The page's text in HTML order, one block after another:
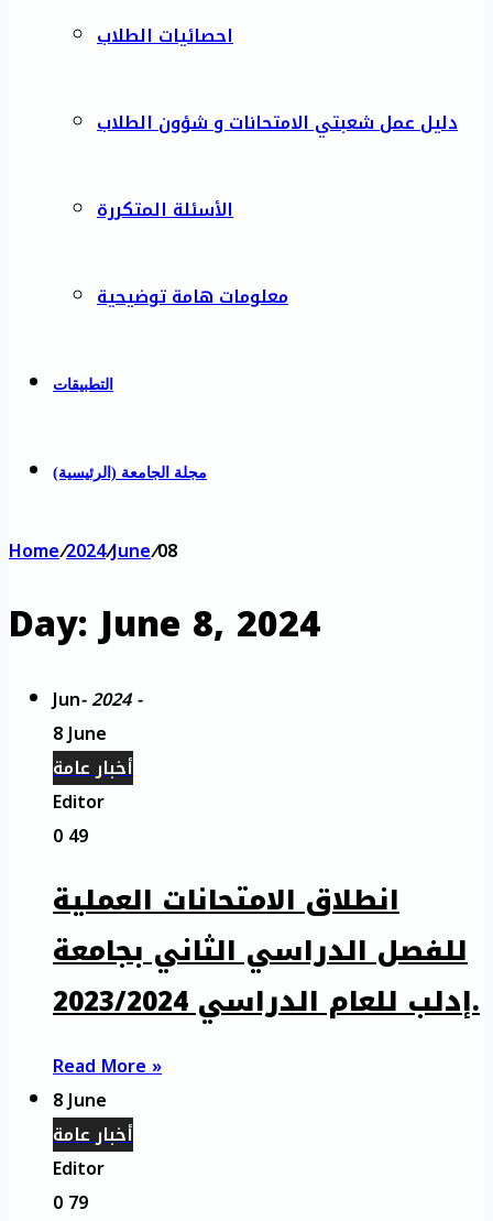
احصائيات الطلاب
دليل عمل شعبتي الامتحانات و شؤون الطلاب
الأسئلة المتكررة
معلومات هامة توضيحية
التطبيقات
مجلة الجامعة (الرئيسية)
Home/2024/June/08
Day:June 8, 2024
Jun- 2024 -
8 June
أخبار عامة
Editor
049
انطلاق الامتحانات العملية
للفصل الدراسي الثاني بجامعة
إدلب للعام الدراسي 2023/2024.
Read More »
8 June
أخبار عامة
Editor
079